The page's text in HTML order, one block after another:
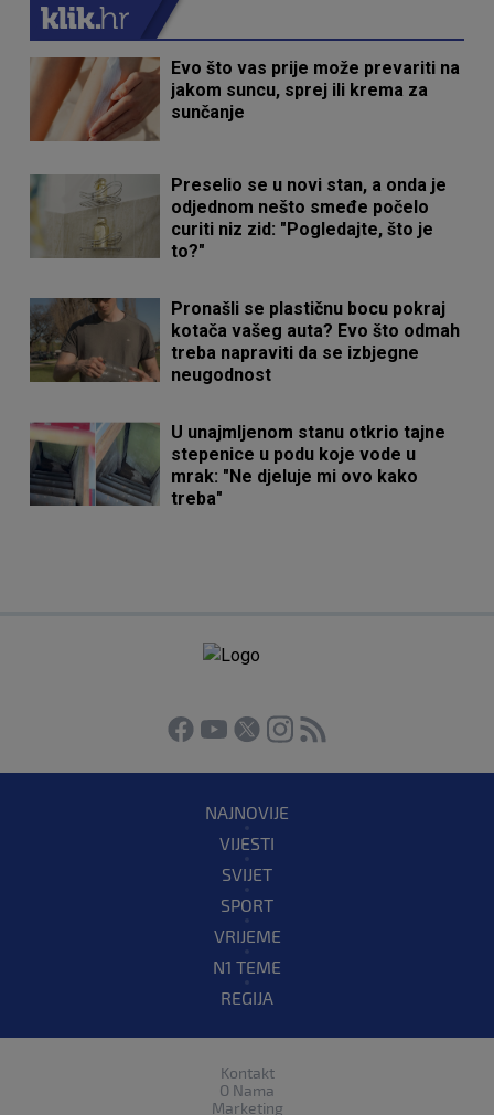
Evo što vas prije može prevariti na
jakom suncu, sprej ili krema za
sunčanje
Preselio se u novi stan, a onda je
odjednom nešto smeđe počelo
curiti niz zid: "Pogledajte, što je
to?"
Pronašli se plastičnu bocu pokraj
kotača vašeg auta? Evo što odmah
treba napraviti da se izbjegne
neugodnost
U unajmljenom stanu otkrio tajne
stepenice u podu koje vode u
mrak: "Ne djeluje mi ovo kako
treba"
NAJNOVIJE
VIJESTI
SVIJET
SPORT
VRIJEME
N1 TEME
REGIJA
Kontakt
O Nama
Marketing